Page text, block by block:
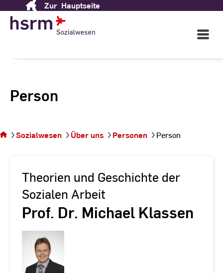
Content
Zur Hauptseite
Open
Main
Person
sich auf
der
Sozialwesen Über uns Personen Person
Theorien und Geschichte der
Sozialen Arbeit
Prof. Dr. Michael Klassen